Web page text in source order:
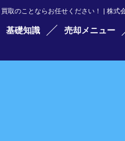
取のことならお任せください！ | 株式
基礎知識 売却メニュー